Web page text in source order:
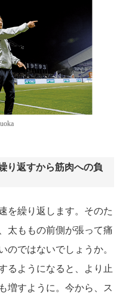
り返すから筋肉への負
を繰り返します。そのた
太ももの前側が張って痛
のではないでしょうか。
るようになると、より止
増すように。今から、ス